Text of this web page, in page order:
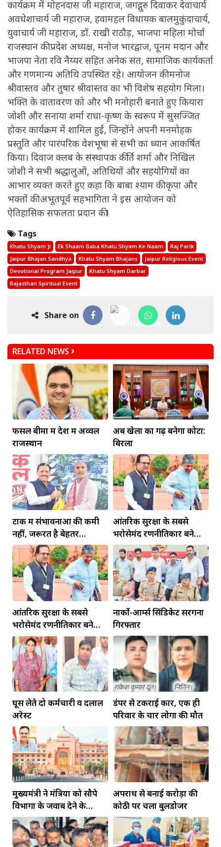
कार्यक्रम में मोहनदास जी महाराज, जगद्गुरु दिवाकर देवाचार्य
अवधेशाचार्य जी महाराज, हवामहल विधायक बालमुकुंदाचार्य,
युवाचार्य जी महाराज, डॉ. राखी राठौड़, भाजपा महिला मोर्चा
राजस्थान की प्रदेश अध्यक्ष, मनोज भारद्वाज, पूनम मदान और
भाजपा नेता रवि नैय्यर सहित अनेक संत, सामाजिक कार्यकर्ता
और गणमान्य अतिथि उपस्थित रहे। आयोजन की मनोज
श्रीवास्तव और तुषार श्रीवास्तव का भी विशेष सहयोग मिला।
भक्ति के वातावरण को और भी मनोहारी बनाते हुए कियारा
जोशी और सनाया शर्मा राधा-कृष्ण के स्वरूप में सुसज्जित
होकर कार्यक्रम में शामिल हुईं, जिन्होंने अपनी मनमोहक
प्रस्तुति और पारंपरिक वेशभूषा से सभी का ध्यान आकर्षित
किया। दिवाज क्लब के संस्थापक कीर्ति शर्मा और निखिल
जोशी ने सभी श्रद्धालुओं, अतिथियों और सहयोगियों का
आभार व्यक्त करते हुए कहा कि बाबा श्याम की कृपा और
भक्तों की अभूतपूर्व सहभागिता ने इस आयोजन को
ऐतिहासिक सफलता प्रदान की।
Tags
Khatu Shyam Ji Ek Shaam Baba Khatu Shyam Ke Naam
Raj Parik
Jaipur Bhajan Sandhya
Khatu Shyam Bhajans
Jaipur Religious Event
Devotional Program Jaipur
Khatu Shyam Darbar
Rajasthan Spiritual Event
Share on
RELATED NEWS
फसल बीमा में देश में अव्वल
राजस्थान
अब खेलों का गढ़ बनेगा कोटा:
बिरला
टोंक में संभावनाओं की कमी
नहीं, जरूरत है बेहतर
इंफ्रास्ट्रक्चर की
आंतरिक सुरक्षा के सबसे
भरोसेमंद रणनीतिकार बने
रहेंगे गोविंद मोहन
आंतरिक सुरक्षा के सबसे
भरोसेमंद रणनीतिकार बने
रहेंगे गोविंद मोहन
नार्को-आर्म्स सिंडिकेट सरगना
गिरफ्तार
घूस लेते दो कर्मचारी व दलाल
अरेस्ट
डंपर से टकराई कार, एक ही
परिवार के चार लोगों की मौत
मुख्यमंत्री ने मंत्रियों को सौपे
विभागों के जवाब देने के
दायित्व
अपराध से बनाई करोड़ों की
कोठी पर चला बुलडोजर